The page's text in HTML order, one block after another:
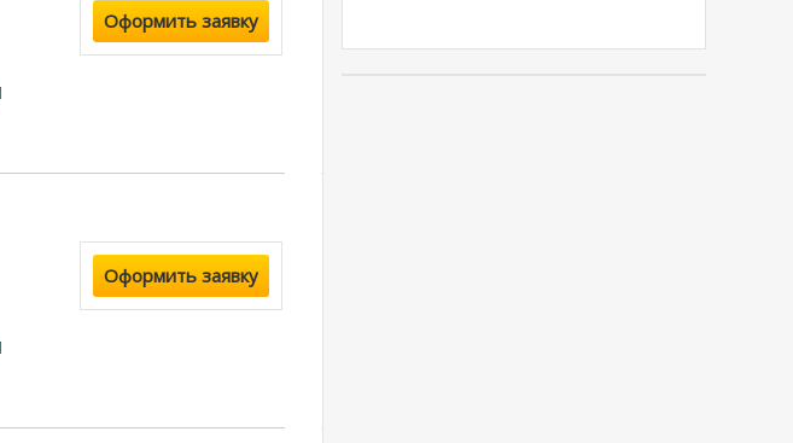
Оформить заявку
Оформить заявку